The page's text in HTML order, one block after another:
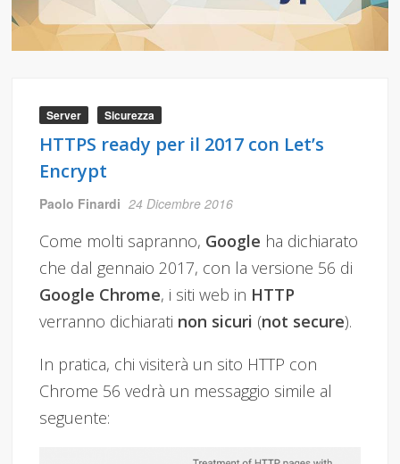
Server Sicurezza
HTTPS ready per il 2017 con Let’s
Encrypt
Paolo Finardi 24 Dicembre 2016
Come molti sapranno, Google ha dichiarato
che dal gennaio 2017, con la versione 56 di
Google Chrome, i siti web in HTTP
verranno dichiarati non sicuri (not secure).
In pratica, chi visiterà un sito HTTP con
Chrome 56 vedrà un messaggio simile al
seguente: